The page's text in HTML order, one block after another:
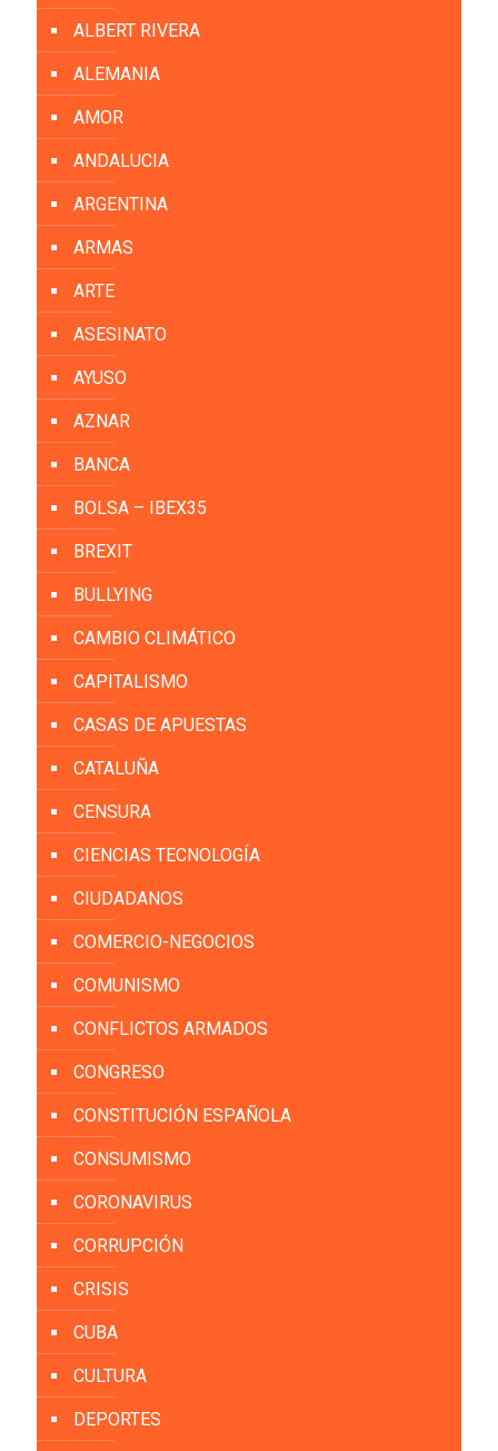
ALBERT RIVERA
ALEMANIA
AMOR
ANDALUCIA
ARGENTINA
ARMAS
ARTE
ASESINATO
AYUSO
AZNAR
BANCA
BOLSA – IBEX35
BREXIT
BULLYING
CAMBIO CLIMÁTICO
CAPITALISMO
CASAS DE APUESTAS
CATALUÑA
CENSURA
CIENCIAS TECNOLOGÍA
CIUDADANOS
COMERCIO-NEGOCIOS
COMUNISMO
CONFLICTOS ARMADOS
CONGRESO
CONSTITUCIÓN ESPAÑOLA
CONSUMISMO
CORONAVIRUS
CORRUPCIÓN
CRISIS
CUBA
CULTURA
DEPORTES